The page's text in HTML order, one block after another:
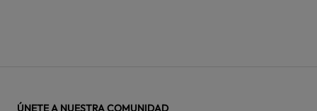
ÚNETE A NUESTRA COMUNIDAD